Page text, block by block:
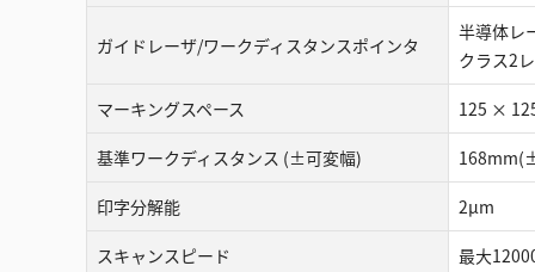
ガイドレーザ/ワークディスタンスポインタ
半導体レ
クラス2
マーキングスペース 125 ×
基準ワークディスタンス (±可変幅)
印字分解能 2µm
スキャンスピード 最大